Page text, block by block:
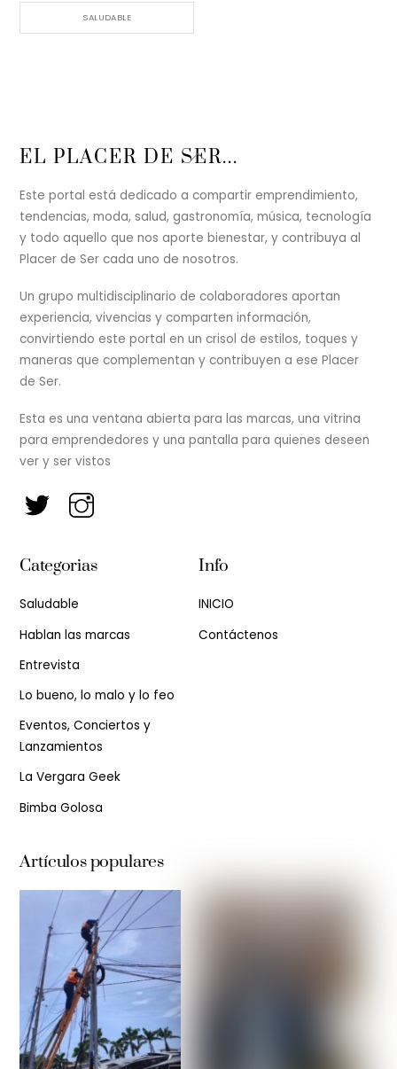
SALUDABLE
Back
Top
EL PLACER DE SER...
Este portal está dedicado a compartir emprendimiento,
tendencias, moda, salud, gastronomía, música, tecnología
y todo aquello que nos aporte bienestar, y contribuya al
Placer de Ser cada uno de nosotros.
Un grupo multidisciplinario de colaboradores aportan
experiencia, vivencias y comparten información,
convirtiendo este portal en un crisol de estilos, toques y
maneras que complementan y contribuyen a ese Placer
de Ser.
Esta es una ventana abierta para las marcas, una vitrina
para emprendedores y una pantalla para quienes deseen
ver y ser vistos
Categorias
Saludable
Hablan las marcas
Entrevista
Lo bueno, lo malo y lo feo
Eventos, Conciertos y
Lanzamientos
La Vergara Geek
Bimba Golosa
Info
INICIO
Contáctenos
Artículos populares